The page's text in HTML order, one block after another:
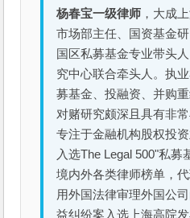
杨春宝一级律师 ，大成
市场部主任、国资基金
国区私募基金专业带头
究中心联合牵头人。执
募基金、投融资、并购
对赌研究颇深且具有非
专注于金融机构股权投
入选The Legal 500"私募
境内外各类律师榜单，
用外国法律审理外国公
益纠纷案入选上海高院